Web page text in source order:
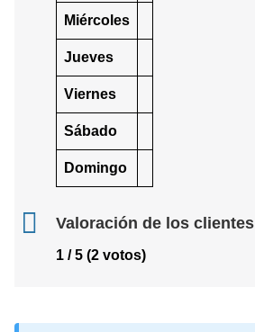
Miércoles
Jueves
Viernes
Sábado
Domingo
Valoración de los clientes
1 / 5 (2 votos)